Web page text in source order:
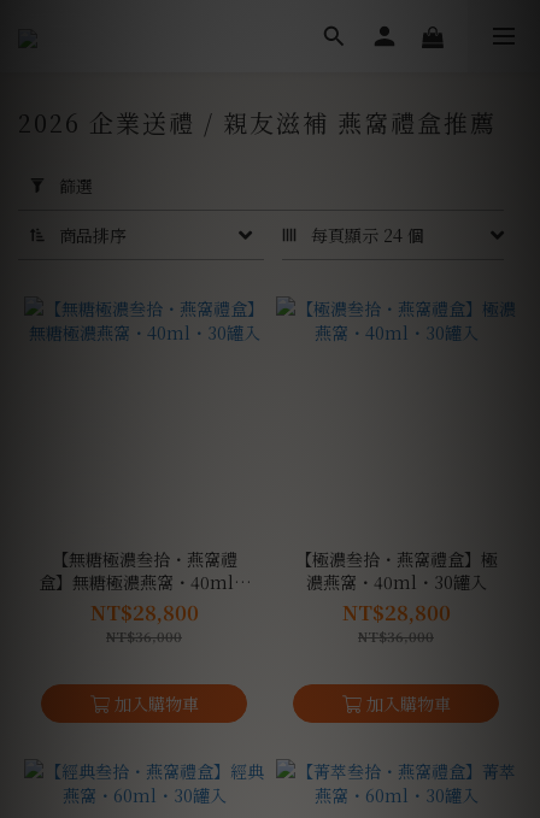
用
選
價格
(NT$)
2026 企業送禮 / 親友滋補 燕窩禮盒推薦
篩選
商品排序 每頁顯示 24 個
【無糖極濃叁拾・燕窩禮
盒】無糖極濃燕窩・40ml・
30罐入
NT$28,800
NT$36,000
【極濃叁拾・燕窩禮盒】極
濃燕窩・40ml・30罐入
NT$28,800
NT$36,000